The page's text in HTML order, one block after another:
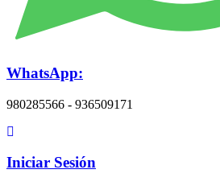
WhatsApp:
980285566 - 936509171
Iniciar Sesión